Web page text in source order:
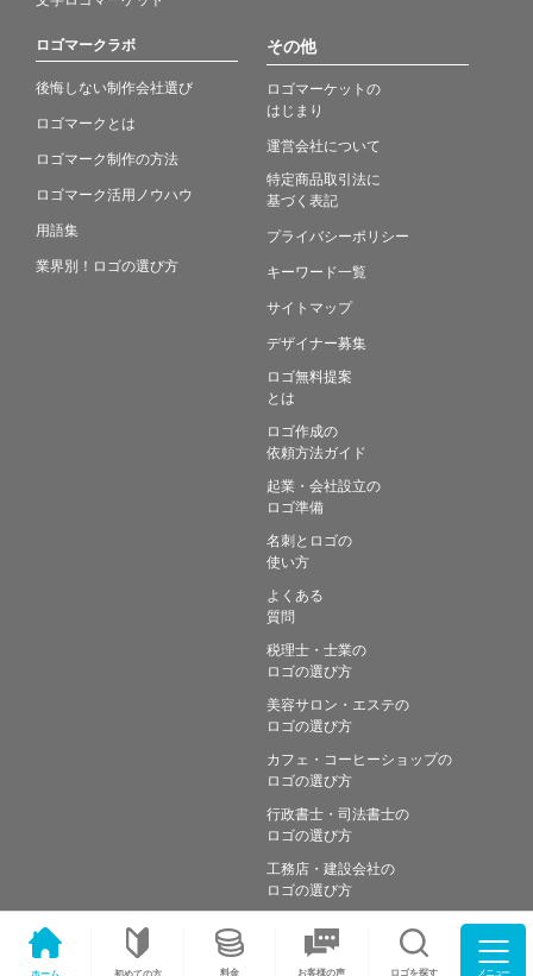
ホーム 初めての方 料金 お客様の声 ロゴを探す メニュー
ロゴマークラボ
後悔しない制作会社選び
ロゴマークとは
ロゴマーク制作の方法
ロゴマーク活用ノウハウ
用語集
業界別！ロゴの選び方
その他
ロゴマーケットの
はじまり
運営会社について
特定商品取引法に
基づく表記
プライバシーポリシー
キーワード一覧
サイトマップ
デザイナー募集
ロゴ無料提案
とは
ロゴ作成の
依頼方法ガイド
起業・会社設立の
ロゴ準備
名刺とロゴの
使い方
よくある
質問
税理士・士業の
ロゴの選び方
美容サロン・エステの
ロゴの選び方
カフェ・コーヒーショップの
ロゴの選び方
行政書士・司法書士の
ロゴの選び方
工務店・建設会社の
ロゴの選び方